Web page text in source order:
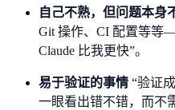
自己不熟，但问题本身
Git 操作、CI 配置等等
Claude 比我更快”。
易于验证的事情 “验证
一眼看出错不错，而不